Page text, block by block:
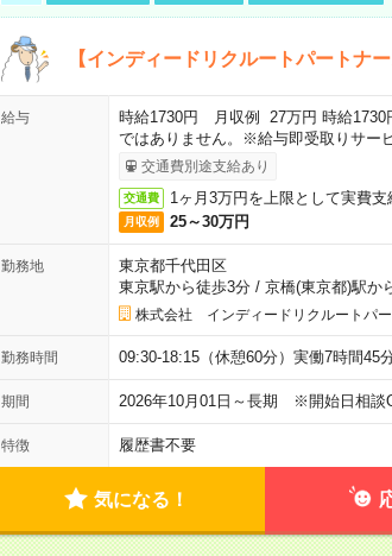
【インディードリクルートパートナ
給与
時給1730円 月収例 27万円 時給1730
ではありません。※給与即受取りサー
交通費別途支給あり
交通費 1ヶ月3万円を上限として実費支
月収例 25～30万円
勤務地
東京都千代田区
東京駅から徒歩3分/ 京橋(東京都)駅か
株式会社 インディードリクルートパ
勤務時間 09:30-18:15（休憩60分）実働7時間45
期間 2026年10月01日～長期 ※開始日相
特徴 履歴書不要
気になる！